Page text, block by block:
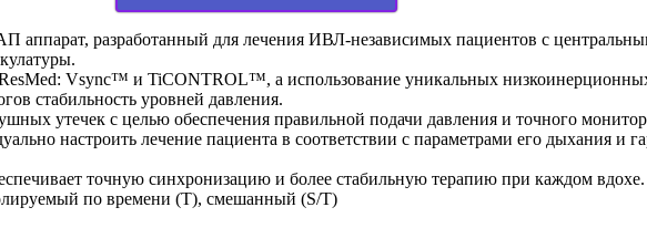
аппарат, разработанный для лечения ИВЛ-независимых пациентов с
Vsync™ и TiCONTROL™, а использование уникальных низкоинерционных
стабильность уровней давления.
утечек с целью обеспечения правильной подачи давления и точного
настроить лечение пациента в соответствии с параметрами его дыхания и
точную синхронизацию и более стабильную терапию при каждом вдохе.
по времени (Т), смешанный (S/T)